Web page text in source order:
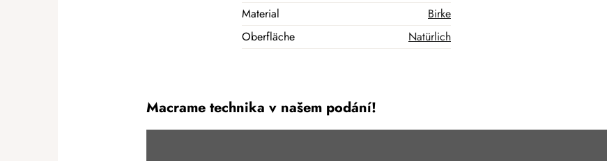
Material
Birke
Oberfläche
Natürlich
Macrame technika v našem podání!